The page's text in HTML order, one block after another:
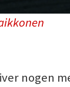
nogen